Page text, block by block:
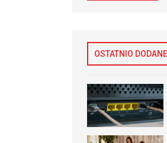
OSTATNIO DODANE